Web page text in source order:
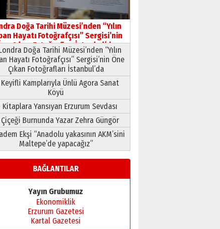
Yusuf POLAT
Şampiyonluk Sebahattin
Şirin’e yazar
11 Mayıs 2026 Pazartesi
Doğa Tarihi Müzesi’nden “Yılın
Hayatı Fotoğrafçısı” Sergisi’nin
Çıkan Fotoğrafları İstanbul’da
Doğa Tarihi Müzesi’nden “Yılın
Hayatı Fotoğrafçısı” Sergisi’nin Öne
Çıkan Fotoğrafları İstanbul’da
Kamplarıyla Ünlü Agora Sanat
Köyü
Yansıyan Erzurum Sevdası
Burnunda Yazar Zehra Güngör
Ekşi “Anadolu yakasının AKM’sini
Maltepe’de yapacağız”
BAĞLANTILAR
Yayın Grubumuz
Ekonomiklik
Erzurum Gazetesi
Kartal Gazetesi